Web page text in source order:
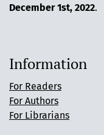
December 1st, 2022.
Information
For Readers
For Authors
For Librarians